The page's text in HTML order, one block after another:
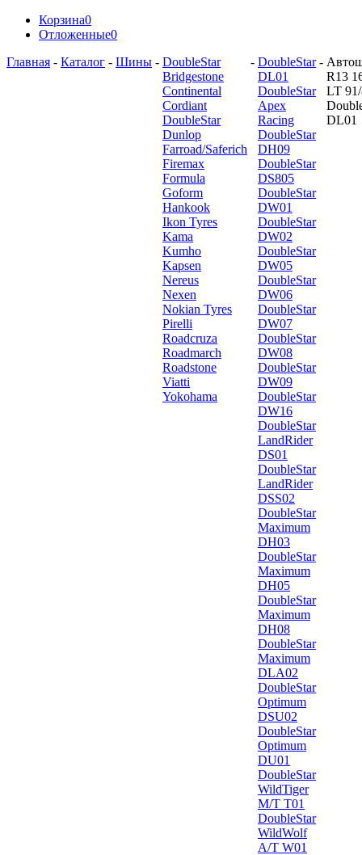
Корзина0
Отложенные0
Главная - Каталог - Шины - DoubleStar
Bridgestone
Continental
Cordiant
DoubleStar
Dunlop
Farroad/Saferich
Firemax
Formula
Goform
Hankook
Ikon Tyres
Kama
Kumho
Kapsen
Nereus
Nexen
Nokian Tyres
Pirelli
Roadcruza
Roadmarch
Roadstone
Viatti
Yokohama
- DoubleStar
DL01
DoubleStar
Apex
Racing
DoubleStar
DH09
DoubleStar
DS805
DoubleStar
DW01
DoubleStar
DW02
DoubleStar
DW05
DoubleStar
DW06
DoubleStar
DW07
DoubleStar
DW08
DoubleStar
DW09
DoubleStar
DW16
DoubleStar
LandRider
DS01
DoubleStar
LandRider
DSS02
DoubleStar
Maximum
DH03
DoubleStar
Maximum
DH05
DoubleStar
Maximum
DH08
DoubleStar
Maximum
DLA02
DoubleStar
Optimum
DSU02
DoubleStar
Optimum
DU01
DoubleStar
WildTiger
M/T T01
DoubleStar
WildWolf
A/T W01
-
R13
LT
DL01